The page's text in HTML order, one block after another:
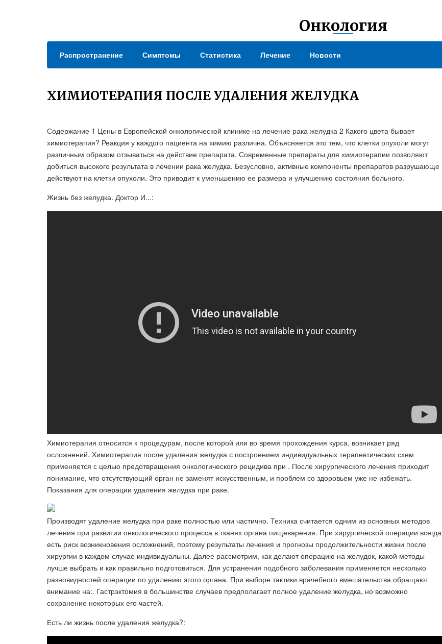
Онкология
Распространение Симптомы Статистика Лечение Новости
ХИМИОТЕРАПИЯ ПОСЛЕ УДАЛЕНИЯ ЖЕЛУДКА
Содержание 1 Цены в Европейской онкологической клинике на лечение рака желудка 2 Какого цвета бывает
химиотерапия? Реакция у каждого пациента на химию различна. Объясняется это тем, что клетки опухоли могут
различным образом отзываться на действие препарата. Современные препараты для химиотерапии позволяют
добиться высокого результата в лечении рака желудка. Безусловно, активные компоненты препаратов разрушающе
действуют на клетки опухоли. Это приводит к уменьшению ее размера и улучшению состояния больного.
Жизнь без желудка. Доктор И...:
Химиотерапия относится к процедурам, после которой или во время прохождения курса, возникает ряд
осложнений. Химиотерапия после удаления желудка с построением индивидуальных терапевтических схем
применяется с целью предотвращения онкологического рецидива при . После хирургического лечения приходит
понимание, что отсутствующий орган не заменят искусственным, и проблем со здоровьем уже не избежать.
Показания для операции удаления желудка при раке.
Производят удаление желудка при раке полностью или частично. Техника считается одним из основных методов
лечения при развитии онкологического процесса в тканях органа пищеварения. При хирургической операции всегда
есть риск возникновения осложнений, поэтому результаты лечения и прогнозы продолжительности жизни после
хирургии в каждом случае индивидуальны. Далее рассмотрим, как делают операцию на желудок, какой методы
лучше выбрать и как правильно подготовиться. Для устранения подобного заболевания применяется несколько
разновидностей операции по удалению этого органа. При выборе тактики врачебного вмешательства обращают
внимание на:. Гастрэктомия в большинстве случаев предполагает полное удаление желудка, но возможно
сохранение некоторых его частей.
Есть ли жизнь после удаления желудка?: